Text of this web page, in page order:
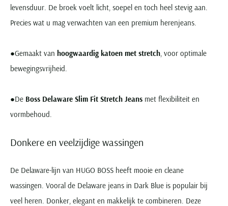
levensduur. De broek voelt licht, soepel en toch heel stevig aan.
Precies wat u mag verwachten van een premium herenjeans.
●Gemaakt van hoogwaardig katoen met stretch , voor optimale
bewegingsvrijheid.
●De Boss Delaware Slim Fit Stretch Jeans met flexibiliteit en
vormbehoud.
Donkere en veelzijdige wassingen
De Delaware-lijn van HUGO BOSS heeft mooie en cleane
wassingen. Vooral de Delaware jeans in Dark Blue is populair bij
veel heren. Donker, elegant en makkelijk te combineren. Deze